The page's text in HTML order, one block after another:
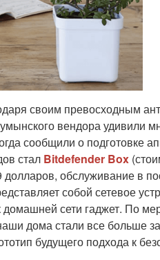
своим превосходным
вендора удивили
сообщили о подготовке
стал Bitdefender Box
долларов, обслуживание в
собой сетевое
сети гаджет. По
дома стали все больше
будущего подхода к